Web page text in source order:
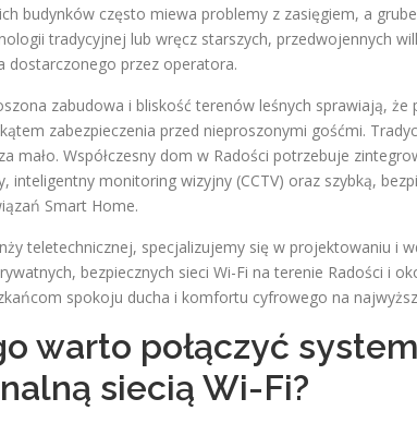
budynków często miewa problemy z zasięgiem, a
tradycyjnej lub wręcz starszych, przedwojennych
dostarczonego przez operatora.
zabudowa i bliskość terenów leśnych sprawiają,
zabezpieczenia przed nieproszonymi gośćmi.
mało. Współczesny dom w Radości potrzebuje
inteligentny monitoring wizyjny (CCTV) oraz szybką,
Smart Home.
teletechnicznej, specjalizujemy się w projektowaniu i
bezpiecznych sieci Wi-Fi na terenie Radości i
spokoju ducha i komfortu cyfrowego na
warto połączyć
siecią Wi-Fi?